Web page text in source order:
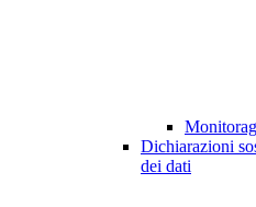
Dichiarazioni
dei dati